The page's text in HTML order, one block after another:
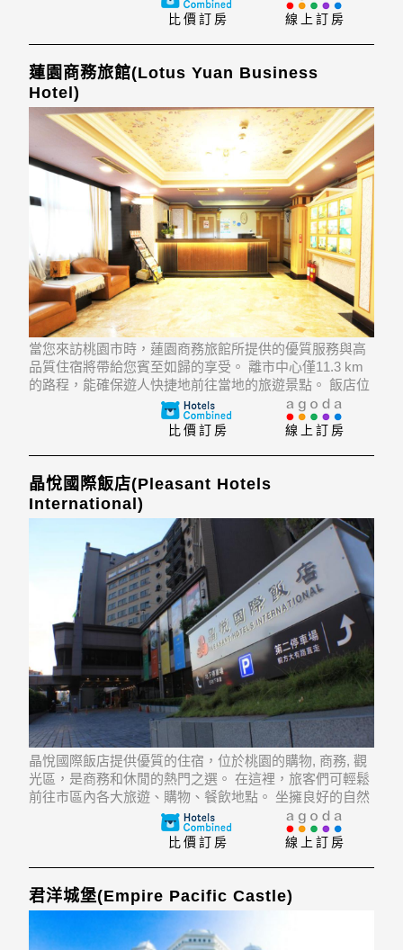
Road Night Market, Fongshu Vill
線上訂房
比價訂房
蓮園商務旅館(Lotus Yuan Business
Hotel)
當您來訪桃園市時，蓮園商務旅館所提供的優質服務與高
品質住宿將帶給您賓至如歸的享受。 離市中心僅11.3 km
的路程，能確保遊人快捷地前往當地的旅遊景點。 飯店位
置優越讓遊人前往市區內的熱門景點變得方便快捷。
線上訂房
比價訂房
晶悅國際飯店(Pleasant Hotels
International)
晶悅國際飯店提供優質的住宿，位於桃園的購物, 商務, 觀
光區，是商務和休閒的熱門之選。 在這裡，旅客們可輕鬆
前往市區內各大旅遊、購物、餐飲地點。 坐擁良好的自然
環境，比鄰桃園巨蛋等景點，所有這些使得這家飯店別具
線上訂房
比價訂房
君洋城堡(Empire Pacific Castle)